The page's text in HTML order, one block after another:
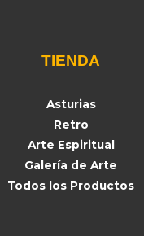
TIENDA
Asturias
Retro
Arte Espiritual
Galería de Arte
Todos los Productos